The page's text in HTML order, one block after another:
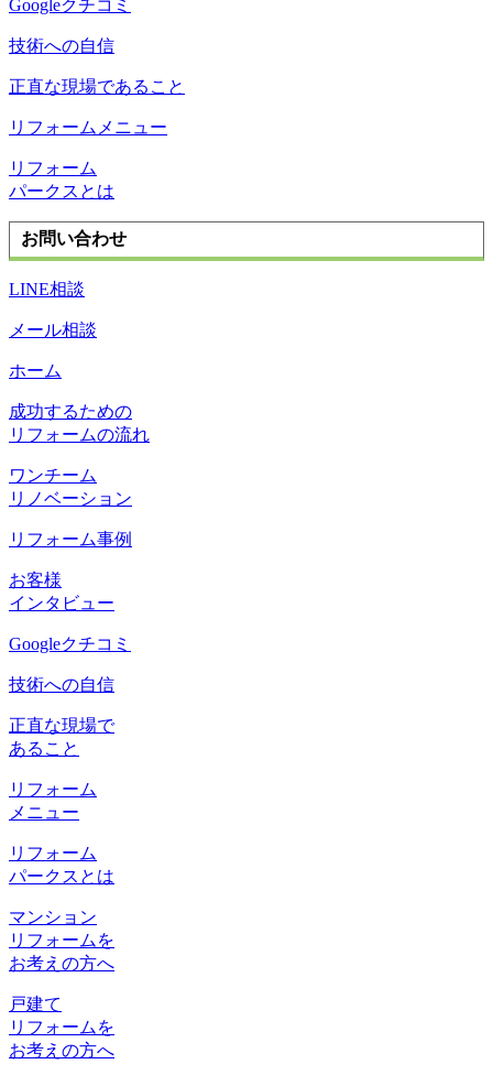
Googleクチコミ
技術への自信
正直な現場であること
リフォームメニュー
リフォーム
パークスとは
お問い合わせ
LINE相談
メール相談
ホーム
成功するための
リフォームの流れ
ワンチーム
リノベーション
リフォーム事例
お客様
インタビュー
Googleクチコミ
技術への自信
正直な現場で
あること
リフォーム
メニュー
リフォーム
パークスとは
マンション
リフォームを
お考えの方へ
戸建て
リフォームを
お考えの方へ